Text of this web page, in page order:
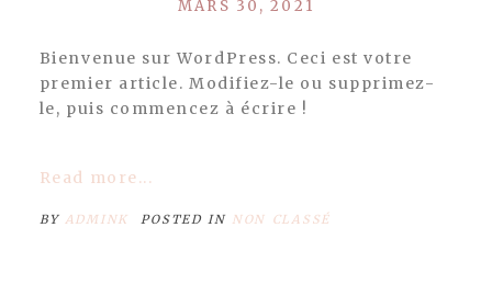
MARS 30, 2021
Bienvenue sur WordPress. Ceci est votre
premier article. Modifiez-le ou supprimez-
le, puis commencez à écrire !
Read more...
BY ADMINK POSTED IN NON CLASSÉ